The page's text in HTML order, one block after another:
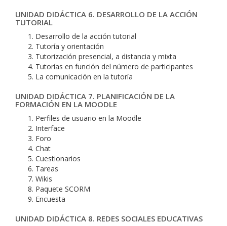
UNIDAD DIDÁCTICA 6. DESARROLLO DE LA ACCIÓN
TUTORIAL
Desarrollo de la acción tutorial
Tutoría y orientación
Tutorización presencial, a distancia y mixta
Tutorías en función del número de participantes
La comunicación en la tutoría
UNIDAD DIDÁCTICA 7. PLANIFICACIÓN DE LA
FORMACIÓN EN LA MOODLE
Perfiles de usuario en la Moodle
Interface
Foro
Chat
Cuestionarios
Tareas
Wikis
Paquete SCORM
Encuesta
UNIDAD DIDÁCTICA 8. REDES SOCIALES EDUCATIVAS